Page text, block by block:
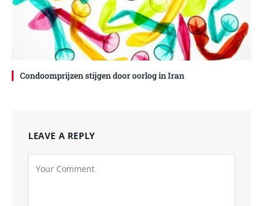
Condoomprijzen stijgen door oorlog in Iran
LEAVE A REPLY